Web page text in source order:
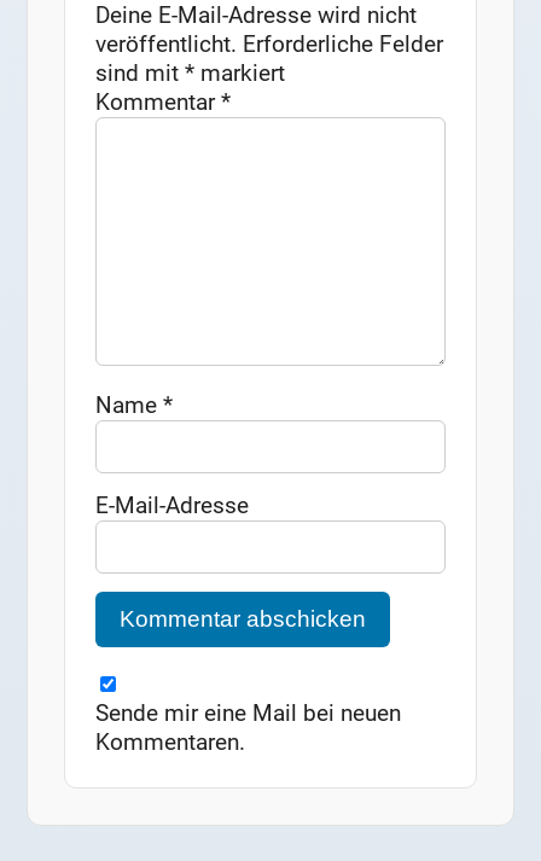
Deine E-Mail-Adresse wird nicht
veröffentlicht. Erforderliche Felder
sind mit* markiert
Kommentar*
Name*
E-Mail-Adresse
Sende mir eine Mail bei neuen
Kommentaren.